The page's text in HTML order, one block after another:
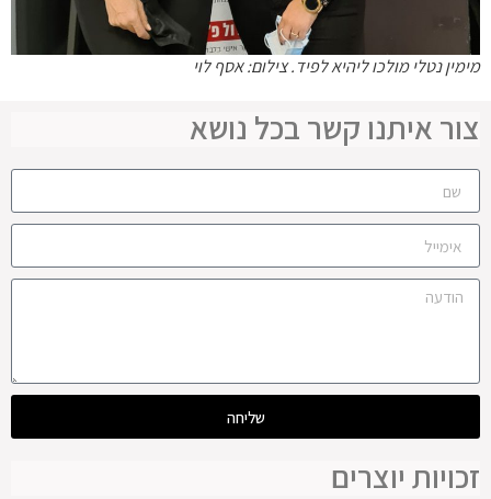
מימין נטלי מולכו ליהיא לפיד. צילום: אסף לוי
צור איתנו קשר בכל נושא
שליחה
זכויות יוצרים